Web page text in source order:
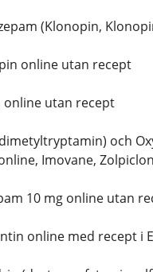
(Klonopin,
online utan recept
online utan recept
och
Imovane,
10 mg online utan
online med recept i